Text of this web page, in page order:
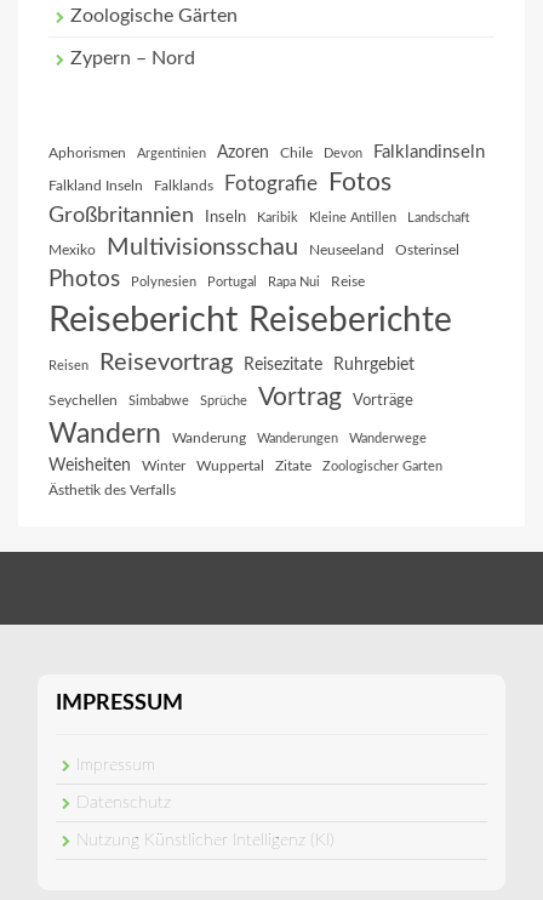
Zoologische Gärten
Zypern – Nord
Aphorismen Argentinien Azoren Chile Devon Falklandinseln
Falkland Inseln Falklands Fotografie Fotos
Großbritannien Inseln Karibik Kleine Antillen Landschaft
Mexiko Multivisionsschau Neuseeland Osterinsel
Photos Polynesien Portugal Rapa Nui Reise
Reisebericht Reiseberichte
Reisen Reisevortrag Reisezitate Ruhrgebiet
Seychellen Simbabwe Sprüche Vortrag Vorträge
Wandern Wanderung Wanderungen Wanderwege
Weisheiten Winter Wuppertal Zitate Zoologischer Garten
Ästhetik des Verfalls
IMPRESSUM
Impressum
Datenschutz
Nutzung Künstlicher Intelligenz (KI)